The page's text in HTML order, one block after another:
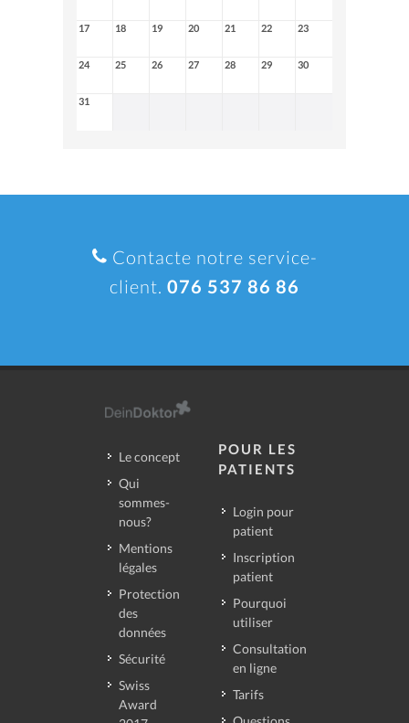
17 18 19 20 21 22 23
24 25 26 27 28 29 30
31
Contacte notre service-
client. 076 537 86 86
Le concept
Qui
sommes-
nous?
Mentions
légales
Protection
des
données
Sécurité
Swiss
Award
POUR LES
PATIENTS
Login pour
patient
Inscription
patient
Pourquoi
utiliser
Consultation
en ligne
Tarifs